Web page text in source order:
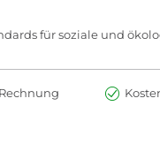
für soziale und